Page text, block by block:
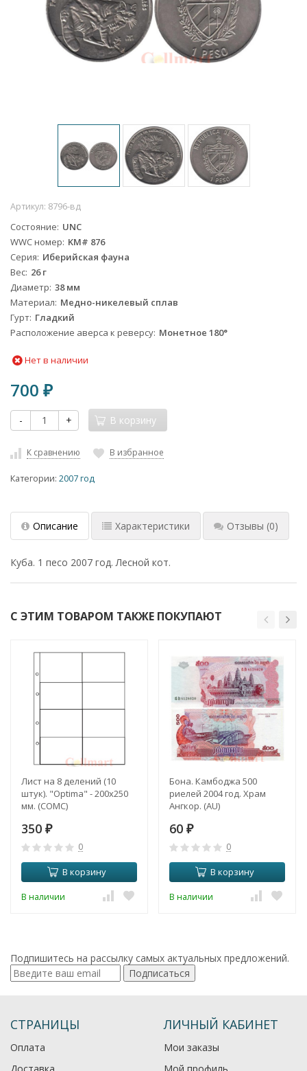
Артикул: 8796-вд
Состояние UNC
WWC номер KM# 876
Серия Иберийская фауна
Вес 26 г
Диаметр 38 мм
Материал Медно-никелевый сплав
Гурт Гладкий
Расположение аверса к реверсу Монетное 180°
Нет в наличии
700 ₽
- + В корзину
К сравнению В избранное
Категории: 2007 год
Описание Характеристики Отзывы (0)
Куба. 1 песо 2007 год. Лесной кот.
С ЭТИМ ТОВАРОМ ТАКЖЕ ПОКУПАЮТ
Лист на 8 делений (10
штук). "Optima" - 200x250
мм. (СОМС)
350 ₽
0
В корзину
В наличии
Бона. Камбоджа 500
риелей 2004 год. Храм
Ангкор. (AU)
60 ₽
0
В корзину
В наличии
Подпишитесь на рассылку самых актуальных предложений.
Подписаться
СТРАНИЦЫ
Оплата
ЛИЧНЫЙ КАБИНЕТ
Мои заказы